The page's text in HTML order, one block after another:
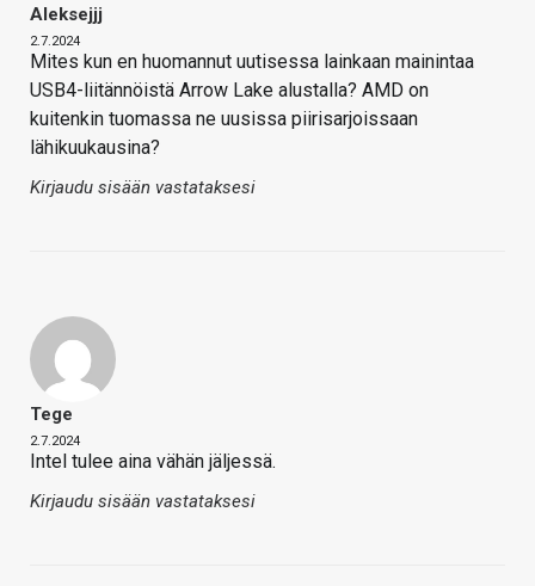
Aleksejjj
2.7.2024
Mites kun en huomannut uutisessa lainkaan mainintaa
USB4-liitännöistä Arrow Lake alustalla? AMD on
kuitenkin tuomassa ne uusissa piirisarjoissaan
lähikuukausina?
Kirjaudu sisään vastataksesi
Tege
2.7.2024
Intel tulee aina vähän jäljessä.
Kirjaudu sisään vastataksesi